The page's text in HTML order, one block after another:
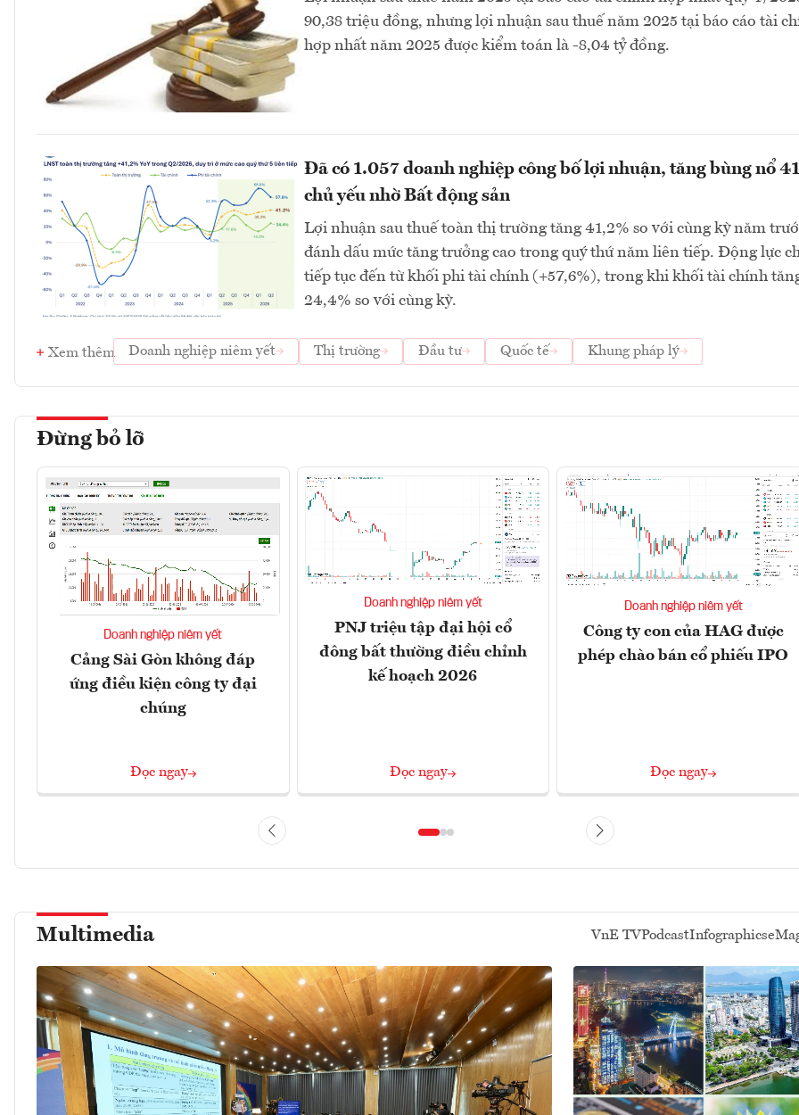
90,38 triệu đồng, nhưng lợi nhuận sau thuế năm 2025 tại báo cáo tài
hợp nhất năm 2025 được kiểm toán là -8,04 tỷ đồng.
Đã có 1.057 doanh nghiệp công bố lợi nhuận, tăng bùng nổ
chủ yếu nhờ Bất động sản
Lợi nhuận sau thuế toàn thị trường tăng 41,2% so với cùng kỳ năm
đánh dấu mức tăng trưởng cao trong quý thứ năm liên tiếp. Động lực
tiếp tục đến từ khối phi tài chính (+57,6%), trong khi khối tài chính
24,4% so với cùng kỳ.
Xem thêm Doanh nghiệp niêm yết Thị trường Đầu tư Quốc tế Khung pháp lý
Đừng bỏ lỡ
Doanh nghiệp niêm yết
Cảng Sài Gòn không đáp
ứng điều kiện công ty đại
chúng
Đọc ngay
Doanh nghiệp niêm yết
PNJ triệu tập đại hội cổ
đông bất thường điều chỉnh
kế hoạch 2026
Đọc ngay
Doanh nghiệp niêm yết
Công ty con của HAG được
phép chào bán cổ phiếu IPO
Đọc ngay
Multimedia VnE TVPodcastInfographics